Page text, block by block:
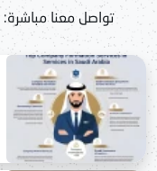
تواصل معنا مباشرة: